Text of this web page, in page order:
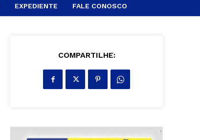
EXPEDIENTE FALE CONOSCO
COMPARTILHE: